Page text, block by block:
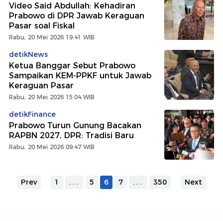
Video Said Abdullah: Kehadiran
Prabowo di DPR Jawab Keraguan
Pasar soal Fiskal
Rabu, 20 Mei 2026 19:41 WIB
detikNews
Ketua Banggar Sebut Prabowo
Sampaikan KEM-PPKF untuk Jawab
Keraguan Pasar
Rabu, 20 Mei 2026 15:04 WIB
detikFinance
Prabowo Turun Gunung Bacakan
RAPBN 2027, DPR: Tradisi Baru
Rabu, 20 Mei 2026 09:47 WIB
Prev 1 ... 5 6 7 ... 350 Next